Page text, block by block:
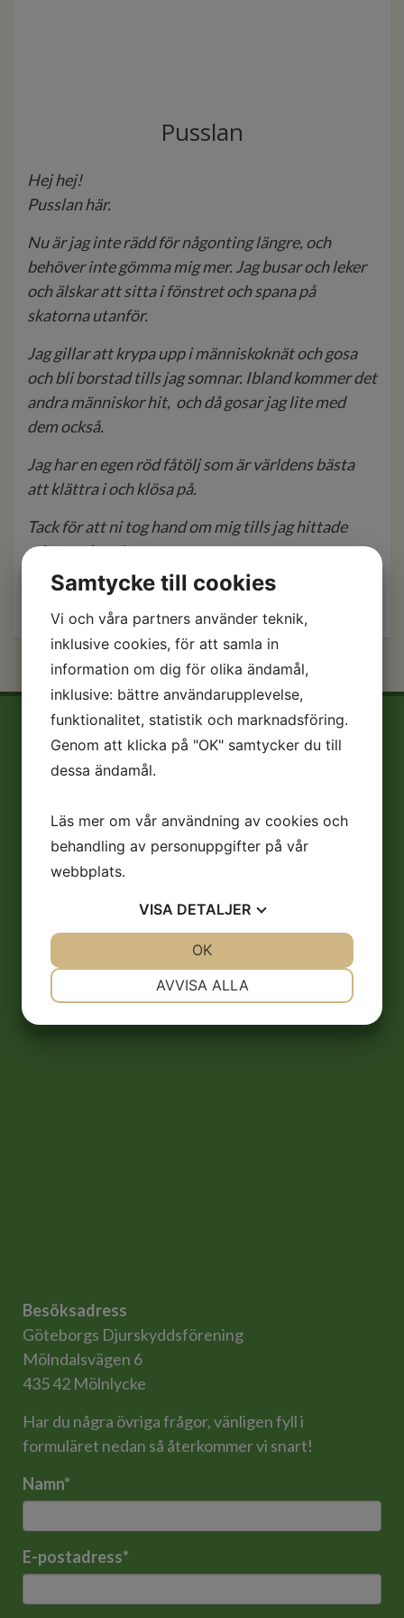
Pusslan
Hej hej!
Pusslan här.
Nu är jag inte rädd för någonting längre, och
behöver inte gömma mig mer. Jag busar och leker
och älskar att sitta i fönstret och spana på
skatorna utanför.
Jag gillar att krypa upp i människoknät och gosa
och bli borstad tills jag somnar. Ibland kommer det
andra människor hit, och då gosar jag lite med
dem också.
Jag har en egen röd fåtölj som är världens bästa
att klättra i och klösa på.
Tack för att ni tog hand om mig tills jag hittade
mitt nya hem!
Kram från Pusslan
Besöksadress
Göteborgs Djurskyddsförening
Mölndalsvägen 6
435 42 Mölnlycke
Har du några övriga frågor, vänligen fyll i
formuläret nedan så återkommer vi snart!
Namn*
E-postadress*
Samtycke till cookies
Vi och våra partners använder teknik,
inklusive cookies, för att samla in
information om dig för olika ändamål,
inklusive: bättre användarupplevelse,
funktionalitet, statistik och marknadsföring.
Genom att klicka på "OK" samtycker du till
dessa ändamål.
Läs mer om vår användning av cookies och
behandling av personuppgifter på vår
webbplats.
VISA DETALJER
AVVISA ALLA
OK